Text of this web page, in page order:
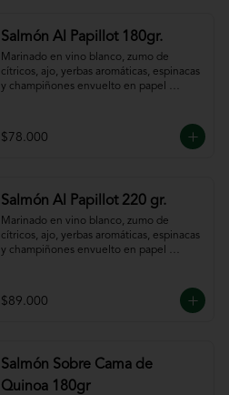
Salmón Al Papillot 180gr.
Marinado en vino blanco, zumo de
cítricos, ajo, yerbas aromáticas, espinacas
y champiñones envuelto en papel
$78.000
Salmón Al Papillot 220 gr.
Marinado en vino blanco, zumo de
cítricos, ajo, yerbas aromáticas, espinacas
y champiñones envuelto en papel
$89.000
Salmón Sobre Cama de
Quinoa 180gr